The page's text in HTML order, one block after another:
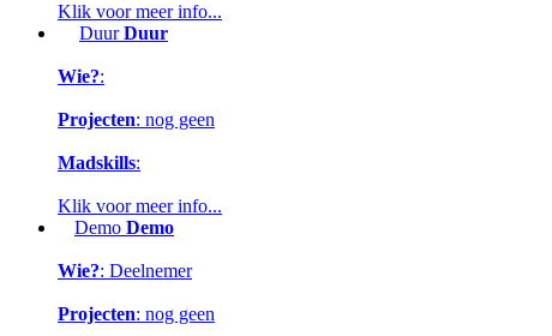
Klik voor meer info...
Duur Duur
Wie?:
Projecten: nog geen
Madskills:
Klik voor meer info...
Demo Demo
Wie?: Deelnemer
Projecten: nog geen